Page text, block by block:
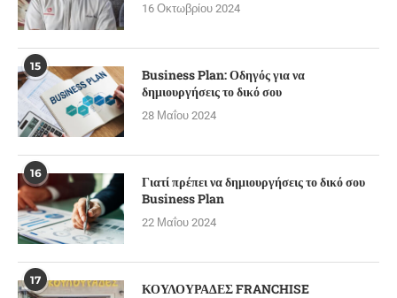
16 Οκτωβρίου 2024
15
Business Plan: Οδηγός για να
δημιουργήσεις το δικό σου
28 Μαΐου 2024
16
Γιατί πρέπει να δημιουργήσεις το δικό σου
Business Plan
22 Μαΐου 2024
17 ΚΟΥΛΟΥΡΑΔΕΣ FRANCHISE